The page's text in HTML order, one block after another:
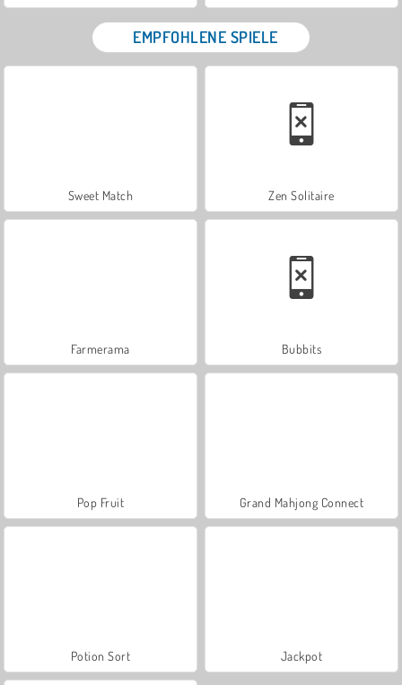
EMPFOHLENE SPIELE
Sweet Match Zen Solitaire
Farmerama Bubbits
Pop Fruit Grand Mahjong Connect
Potion Sort Jackpot